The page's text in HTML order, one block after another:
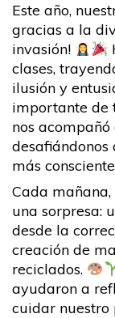
Este año,
gracias a la
invasión!
clases,
ilusión y
importante de
nos
más
Cada
una sorpresa:
desde la
creación de
reciclados.
ayudaron a
cuidar nuestro